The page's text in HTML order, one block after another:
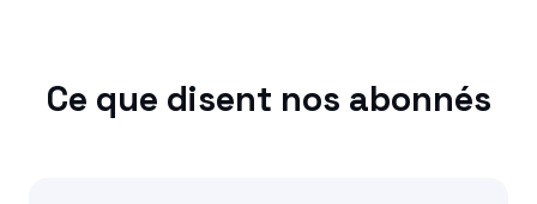
Ce que disent nos abonnés